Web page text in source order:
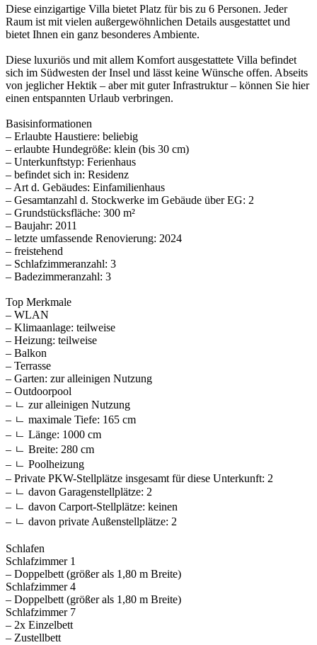
Diese einzigartige Villa bietet Platz für bis zu 6 Personen. Jeder
Raum ist mit vielen außergewöhnlichen Details ausgestattet und
bietet Ihnen ein ganz besonderes Ambiente.
Diese luxuriös und mit allem Komfort ausgestattete Villa befindet
sich im Südwesten der Insel und lässt keine Wünsche offen. Abseits
von jeglicher Hektik – aber mit guter Infrastruktur – können Sie hier
einen entspannten Urlaub verbringen.
Basisinformationen
– Erlaubte Haustiere: beliebig
– erlaubte Hundegröße: klein (bis 30 cm)
– Unterkunftstyp: Ferienhaus
– befindet sich in: Residenz
– Art d. Gebäudes: Einfamilienhaus
– Gesamtanzahl d. Stockwerke im Gebäude über EG: 2
– Grundstücksfläche: 300 m²
– Baujahr: 2011
– letzte umfassende Renovierung: 2024
– freistehend
– Schlafzimmeranzahl: 3
– Badezimmeranzahl: 3
Top Merkmale
– WLAN
– Klimaanlage: teilweise
– Heizung: teilweise
– Balkon
– Terrasse
– Garten: zur alleinigen Nutzung
– Outdoorpool
– ㄴ zur alleinigen Nutzung
– ㄴ maximale Tiefe: 165 cm
– ㄴ Länge: 1000 cm
– ㄴ Breite: 280 cm
– ㄴ Poolheizung
– Private PKW-Stellplätze insgesamt für diese Unterkunft: 2
– ㄴ davon Garagenstellplätze: 2
– ㄴ davon Carport-Stellplätze: keinen
– ㄴ davon private Außen­stellplätze: 2
Schlafen
Schlafzimmer 1
– Doppelbett (größer als 1,80 m Breite)
Schlafzimmer 4
– Doppelbett (größer als 1,80 m Breite)
Schlafzimmer 7
– 2x Einzelbett
– Zustellbett